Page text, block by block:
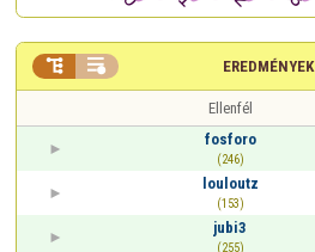
EREDMÉNYEK
 
Ellenfél
fosforo
(246)
louloutz
(153)
jubi3
(255)